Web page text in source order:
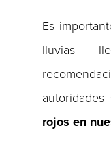
Es
lluvias
autoridades
rojos en